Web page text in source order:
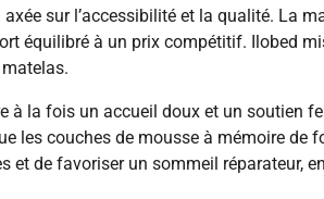
sur l’accessibilité et la qualité. La
équilibré à un prix compétitif. Ilobed
la fois un accueil doux et un soutien
les couches de mousse à mémoire de
de favoriser un sommeil réparateur,